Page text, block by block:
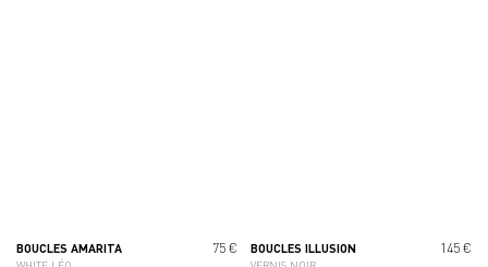
BOUCLES AMARITA 75 € BOUCLES ILLUSION 145 €